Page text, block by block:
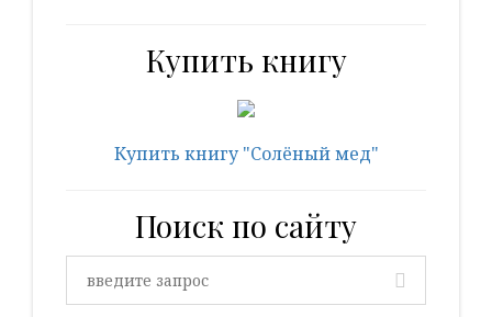
Купить книгу
Купить книгу "Солёный мед"
Поиск по сайту